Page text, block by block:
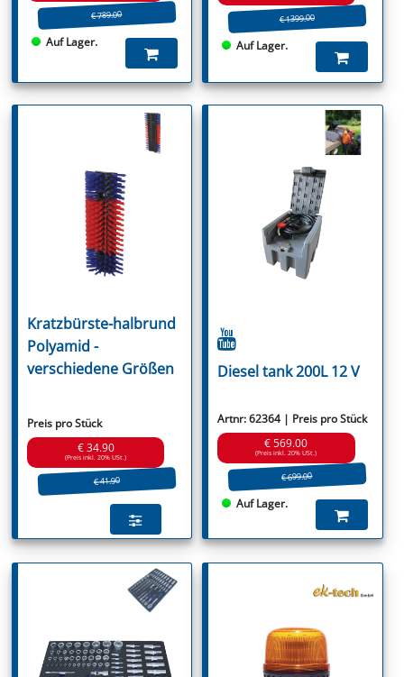
€ 789.00
Auf Lager.
€ 1399.00
Auf Lager.
Kratzbürste-halbrund
Polyamid -
verschiedene Größen
Preis pro Stück
€ 34.90
(Preis inkl. 20% USt.)
€ 41.90
Diesel tank 200L 12 V
Artnr: 62364 | Preis pro Stück
€ 569.00
(Preis inkl. 20% USt.)
€ 699.00
Auf Lager.